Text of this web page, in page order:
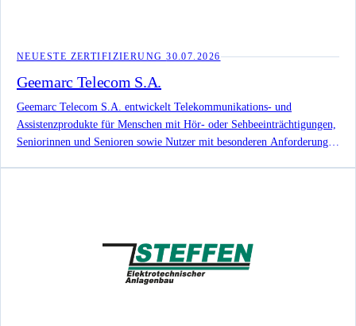
NEUESTE ZERTIFIZIERUNG30.07.2026
Geemarc Telecom S.A.
Geemarc Telecom S.A. entwickelt Telekommunikations- und
Assistenzprodukte für Menschen mit Hör- oder Sehbeeinträchtigungen,
Seniorinnen und Senioren sowie Nutzer mit besonderen Anforderungen